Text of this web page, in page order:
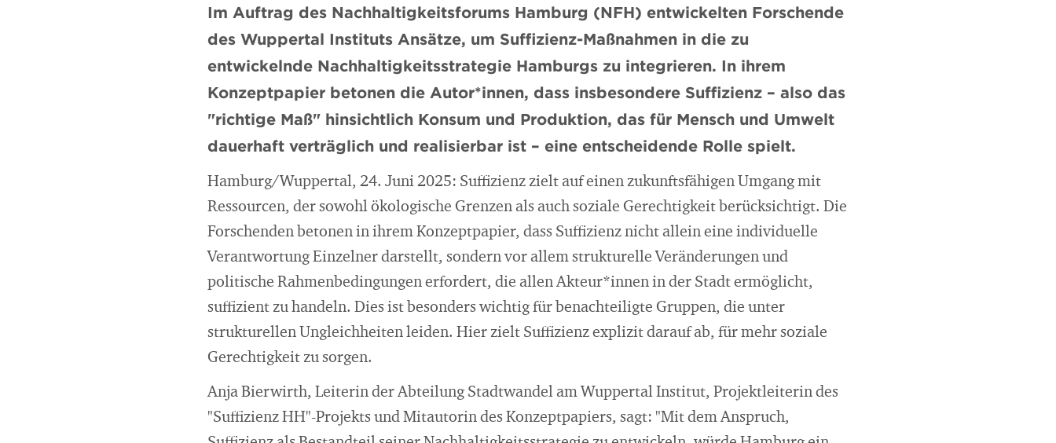
Im Auftrag des Nachhaltigkeitsforums Hamburg (NFH) entwickelten Forschende
des Wuppertal Instituts Ansätze, um Suffizienz-Maßnahmen in die zu
entwickelnde Nachhaltigkeitsstrategie Hamburgs zu integrieren. In ihrem
Konzeptpapier betonen die Autor*innen, dass insbesondere Suffizienz – also das
"richtige Maß" hinsichtlich Konsum und Produktion, das für Mensch und Umwelt
dauerhaft verträglich und realisierbar ist – eine entscheidende Rolle spielt.
Hamburg/Wuppertal, 24. Juni 2025: Suffizienz zielt auf einen zukunftsfähigen Umgang mit
Ressourcen, der sowohl ökologische Grenzen als auch soziale Gerechtigkeit berücksichtigt. Die
Forschenden betonen in ihrem Konzeptpapier, dass Suffizienz nicht allein eine individuelle
Verantwortung Einzelner darstellt, sondern vor allem strukturelle Veränderungen und
politische Rahmenbedingungen erfordert, die allen Akteur*innen in der Stadt ermöglicht,
suffizient zu handeln. Dies ist besonders wichtig für benachteiligte Gruppen, die unter
strukturellen Ungleichheiten leiden. Hier zielt Suffizienz explizit darauf ab, für mehr soziale
Gerechtigkeit zu sorgen.
Anja Bierwirth, Leiterin der Abteilung Stadtwandel am Wuppertal Institut, Projektleiterin des
"Suffizienz HH"-Projekts und Mitautorin des Konzeptpapiers, sagt: "Mit dem Anspruch,